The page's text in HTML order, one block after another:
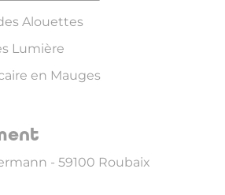
Alouettes
Lumière
en Mauges
- 59100 Roubaix